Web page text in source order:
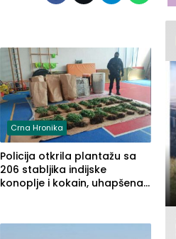
Crna Hronika
Policija otkrila plantažu sa
206 stabljika indijske
konoplje i kokain, uhapšena